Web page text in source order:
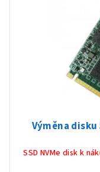
Výměna disku
SSD NVMe disk k